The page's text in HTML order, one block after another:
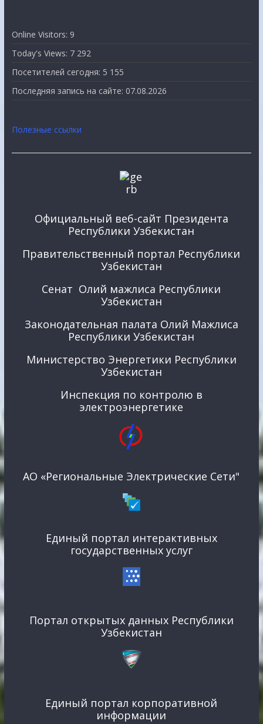
Online Visitors: 9
Today's Views: 7 292
Посетителей сегодня: 5 155
Последняя запись на сайте: 07.08.2026
Полезные ссылки
Официальный веб-сайт Президента
Республики Узбекистан
Правительственный портал Республики
Узбекистан
Сенат Олий мажлиса Республики
Узбекистан
Законодательная палата Олий Мажлиса
Республики Узбекистан
Министерство Энергетики Республики
Узбекистан
Инспекция по контролю в
электроэнергетике
АО «Региональные Электрические Сети"
Единый портал интерактивных
государственных услуг
Портал открытых данных Республики
Узбекистан
Единый портал корпоративной
информации